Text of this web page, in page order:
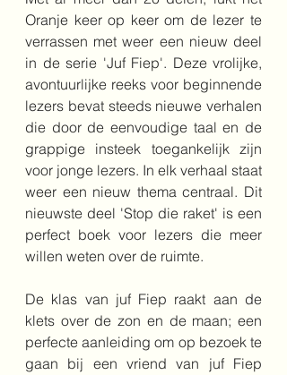
Oranje keer op keer om de lezer te
verrassen met weer een nieuw deel
in de serie 'Juf Fiep'. Deze vrolijke,
avontuurlijke reeks voor beginnende
lezers bevat steeds nieuwe verhalen
die door de eenvoudige taal en de
grappige insteek toegankelijk zijn
voor jonge lezers. In elk verhaal staat
weer een nieuw thema centraal. Dit
nieuwste deel 'Stop die raket' is een
perfect boek voor lezers die meer
willen weten over de ruimte.
De klas van juf Fiep raakt aan de
klets over de zon en de maan; een
perfecte aanleiding om op bezoek te
gaan bij een vriend van juf Fiep